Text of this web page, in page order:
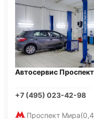
Автосервис
+7 (495) 023-42-98
Проспект Мира